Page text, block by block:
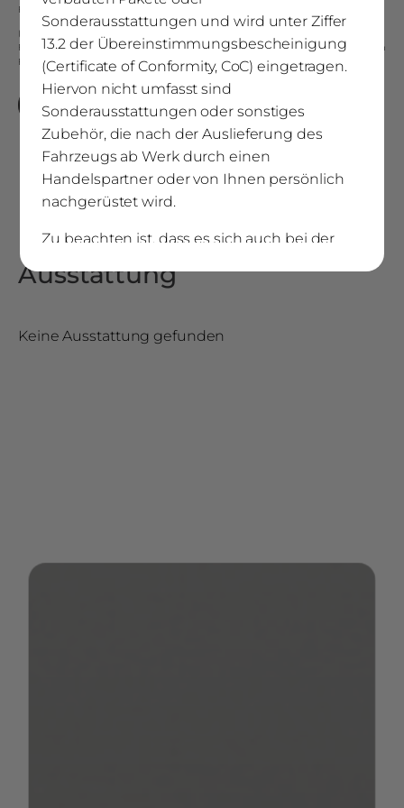
Fahrzeuggewichten finden Sie
(5)
Bitte beachten Sie, dass das Fassungsvermögen des Frischwassertanks in
Fahrstellung erheblich reduziert ist. Bei ausreichender Nutzlast des individuellen
Fahrzeugs kann der auf sein volles Fassungsvermögen gefüllt werden
Modell vergleichen
Ausstattung
Keine Ausstattung gefunden
Sonderausstattungen und wird unter Ziffer
13.2 der Übereinstimmungsbescheinigung
(Certificate of Conformity, CoC) eingetragen.
Hiervon nicht umfasst sind
Sonderausstattungen oder sonstiges
Zubehör, die nach der Auslieferung des
Fahrzeugs ab Werk durch einen
Handelspartner oder von Ihnen persönlich
nachgerüstet wird.
Zu beachten ist, dass es sich auch bei der
einen errechneten Wert handelt, der
Schwankungen bei der Masse in
5. Nutzlast und Mindest-Nutzlast